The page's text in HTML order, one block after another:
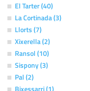
El Tarter (40)
La Cortinada (3)
Llorts (7)
Xixerella (2)
Ransol (10)
Sispony (3)
Pal (2)
Bixessarri (1)